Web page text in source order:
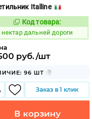
Italline
Код:
1128022
Код товара:
нектар дальней дороги
руб./шт
96 ШТ
Заказ в 1 клик
В корзину